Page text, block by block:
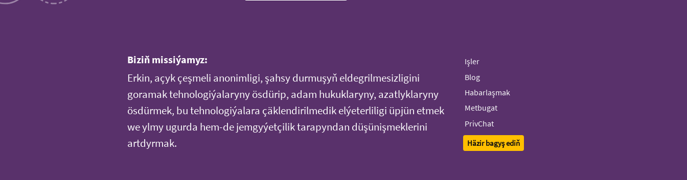
Biziň missiýamyz:
Erkin, açyk çeşmeli anonimligi, şahsy durmuşyň eldegrilmesizligini
goramak tehnologiýalaryny ösdürip, adam hukuklaryny, azatlyklaryny
ösdürmek, bu tehnologiýalara çäklendirilmedik elýeterliligi üpjün etmek
we ylmy ugurda hem-de jemgyýetçilik tarapyndan düşünişmeklerini
artdyrmak.
Işler
Blog
Habarlaşmak
Metbugat
PrivChat
Häzir bagyş ediň